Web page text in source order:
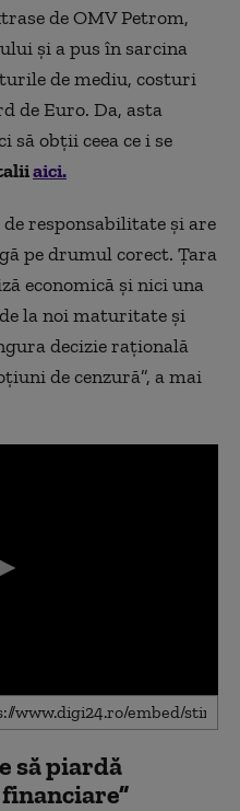
de OMV Petrom,
şi a pus în sarcina
de mediu, costuri
de Euro. Da, asta
să obţii ceea ce i se
aici.
de responsabilitate şi are
pe drumul corect. Ţara
economică şi nici una
la noi maturitate şi
decizie raţională
de cenzură”, a mai
să piardă